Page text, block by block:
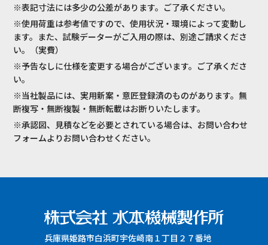
※表記寸法には多少の公差があります。ご了承ください。
※使用荷重は参考値ですので、使用状況・環境によって変動し
ます。また、試験データーがご入用の際は、別途ご請求くださ
い。（実費）
※予告なしに仕様を変更する場合がございます。ご了承くださ
い。
※当社製品には、実用新案・意匠登録済のものがあります。無
断複写・無断複製・無断転載はお断りいたします。
※承認図、見積などを必要とされている場合は、お問い合わせ
フォームよりお問い合わせください。
兵庫県姫路市白浜町宇佐崎南１丁目２７番地